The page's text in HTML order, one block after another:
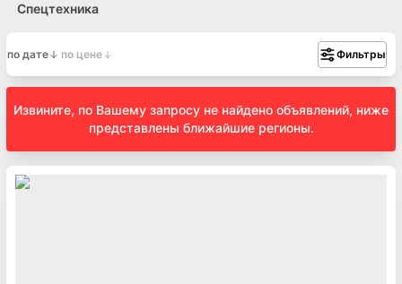
Спецтехника
по дате по цене Фильтры
Извините, по Вашему запросу не найдено объявлений, ниже
представлены ближайшие регионы.